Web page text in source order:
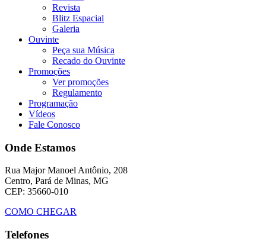
Revista
Blitz Espacial
Galeria
Ouvinte
Peça sua Música
Recado do Ouvinte
Promoções
Ver promoções
Regulamento
Programação
Vídeos
Fale Conosco
Onde Estamos
Rua Major Manoel Antônio, 208
Centro, Pará de Minas, MG
CEP: 35660-010
COMO CHEGAR
Telefones